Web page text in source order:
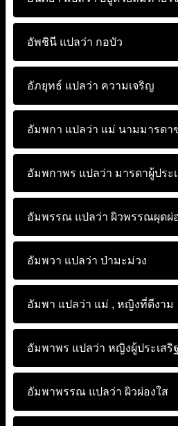
อัพชินี แปลว่า กอบัว
อัภยุทธ์ แปลว่า ความเจริญ
อัมพกา แปลว่า แม่ นามมารดา
อัมพกาพร แปลว่า มารดาผู้ประ
อัมพรรณ แปลว่า ผิวพรรณผุดผ่
อัมพวา แปลว่า ป่ามะม่วง
อัมพา แปลว่า แม่ , หญิงที่ดีงาม
อัมพาพร แปลว่า หญิงผู้ประเสริฐ
อัมพาพรรณ แปลว่า ผิวผ่องใส